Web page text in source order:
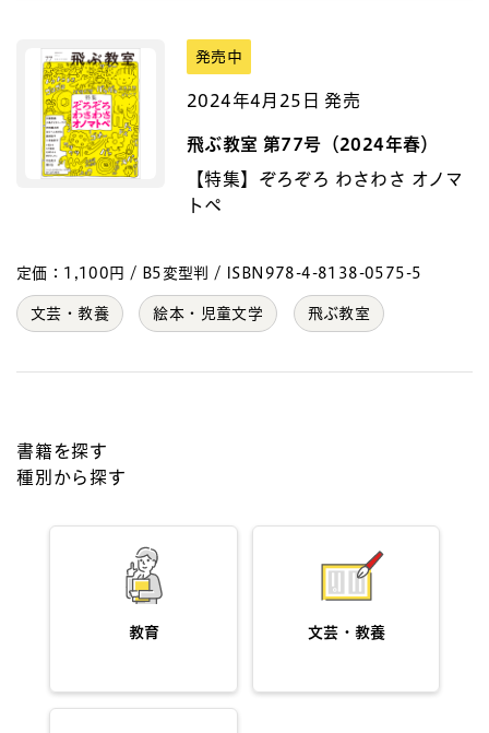
発売中
2024年4月25日 発売
飛ぶ教室 第77号（2024年春）
【特集】ぞろぞろ わさわさ オノマ
トペ
定価：1,100円 / B5変型判 / ISBN978-4-8138-0575-5
文芸・教養 絵本・児童文学 飛ぶ教室
書籍を探す
種別から探す
教育 文芸・教養